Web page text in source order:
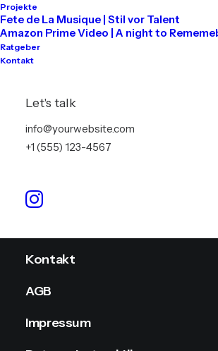
Projekte
Fete de La Musique | Stil vor Talent
Amazon Prime Video | A night to
Ratgeber
Kontakt
Let's talk
info@yourwebsite.com
+1 (555) 123-4567
Mieten
Tontechnik
Videotechnik
Info
Kontakt
AGB
Impressum